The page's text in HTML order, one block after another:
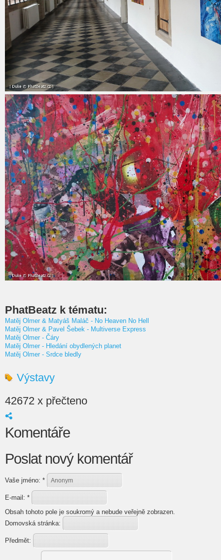
PhatBeatz k tématu:
Matěj Olmer & Matyáš Maláč - No Heaven No Hell
Matěj Olmer & Pavel Šebek - Multiverse Express
Matěj Olmer - Čáry
Matěj Olmer - Hledání obydlených planet
Matěj Olmer - Srdce bledly
Výstavy
42672 x přečteno
Komentáře
Poslat nový komentář
Vaše jméno: *
E-mail: *
Obsah tohoto pole je soukromý a nebude veřejně zobrazen.
Domovská stránka:
Předmět: